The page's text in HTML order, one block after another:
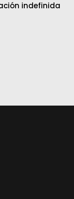
indefinida